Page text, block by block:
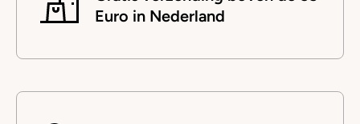
Euro in Nederland